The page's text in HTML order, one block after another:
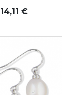
Prix
14,11 €